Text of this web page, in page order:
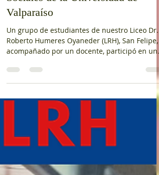
conocieron las carreras de Ciencias
Sociales de la Universidad de
Valparaíso
Un grupo de estudiantes de nuestro Liceo Dr.
Roberto Humeres Oyaneder (LRH), San Felipe,
acompañado por un docente, participó en una
Universidad de Valparaíso, donde pudieron
conocer las carreras de Psicología, Sociología y
Trabajo Social. Durante la jornada, nuestros
estudiantes tuvieron la oportunidad de
acercarse a la vida universitaria, conocer los
explorar nuevas alternativas para la